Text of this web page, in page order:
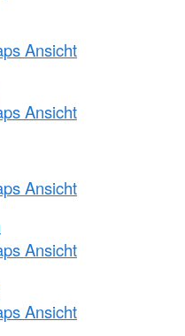
Ansicht
Ansicht
Ansicht
Ansicht
Ansicht